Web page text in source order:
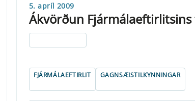
5. apríl 2009
Ákvörðun
FJÁRMÁLAEFTIRLIT GAGNSÆISTILKYNNINGAR